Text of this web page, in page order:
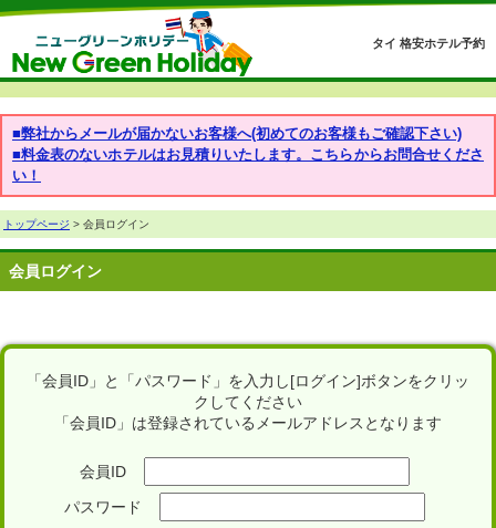
タイ 格安ホテル予約
■弊社からメールが届かないお客様へ(初めてのお客様もご確認下さい)
■料金表のないホテルはお見積りいたします。こちらからお問合せくださ
い！
トップページ > 会員ログイン
会員ログイン
「会員ID」と「パスワード」を入力し[ログイン]ボタンをクリッ
クしてください
「会員ID」は登録されているメールアドレスとなります
会員ID
パスワード